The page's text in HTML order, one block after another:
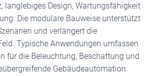
langlebiges Design, Wartungsfähigkeit
Die modulare Bauweise unterstützt
und verlängert die
Typische Anwendungen umfassen
für die Beleuchtung, Beschattung und
Gebäudeautomation